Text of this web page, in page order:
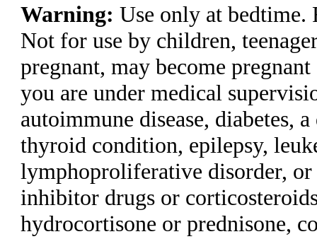
Warning: Use only at bedtime.
Not for use by children,
pregnant, may become
you are under medical
autoimmune disease, diabetes,
thyroid condition, epilepsy,
lymphoproliferative disorder,
inhibitor drugs or
hydrocortisone or prednisone,